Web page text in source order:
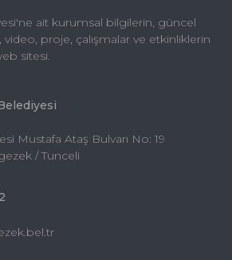
ait kurumsal bilgilerin, güncel
proje, çalışmalar ve etkinliklerin
sitesi.
Mustafa Ataş Bulvarı No: 19
/ Tunceli